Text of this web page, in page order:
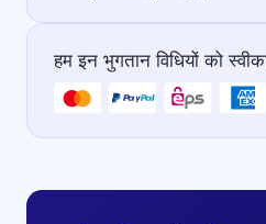
हम इन भुगतान विधियों को